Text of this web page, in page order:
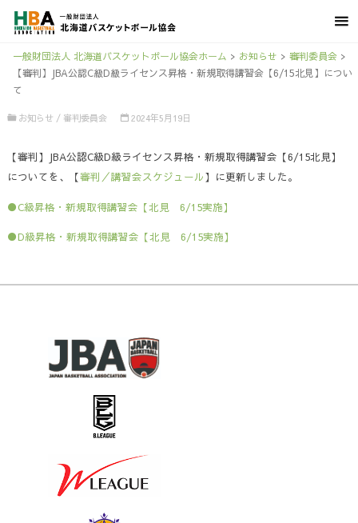
一般財団法人 北海道バスケットボール協会ホーム > お知らせ > 審判委員会>
【審判】JBA公認C級D級ライセンス昇格・新規取得講習会【6/15北見】につい
て
お知らせ / 審判委員会 2024年5月19日
【審判】JBA公認C級D級ライセンス昇格・新規取得講習会【6/15北見】
についてを、【審判／講習会スケジュール】に更新しました。
●C級昇格・新規取得講習会【北見 6/15実施】
●D級昇格・新規取得講習会【北見 6/15実施】